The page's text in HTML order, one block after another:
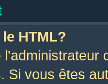
HTML?
Si vous êtes